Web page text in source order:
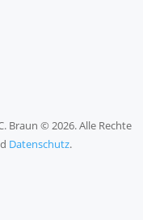
Braun © 2026. Alle Rechte
Datenschutz.